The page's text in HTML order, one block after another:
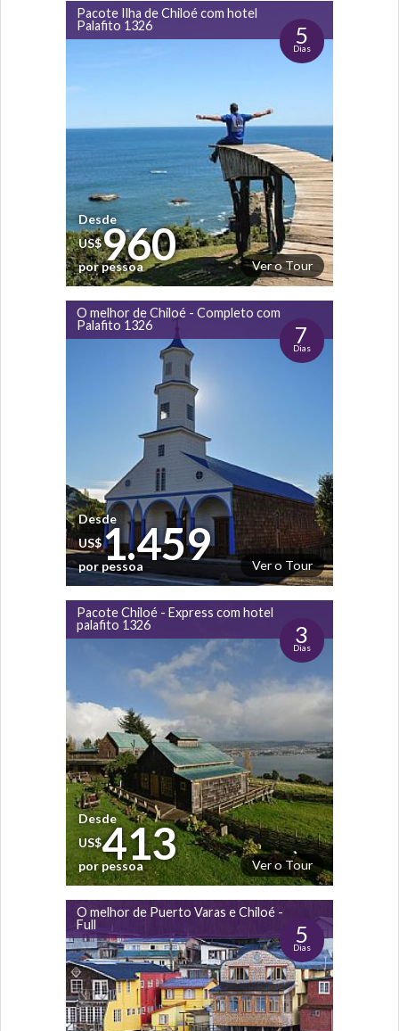
Pacote Ilha de Chiloé com hotel
Palafito 1326
5
Dias
Ver o Tour
Desde
US$960
por pessoa
O melhor de Chiloé - Completo com
Palafito 1326
7
Dias
Ver o Tour
Desde
US$1.459
por pessoa
Pacote Chiloé - Express com hotel
palafito 1326
3
Dias
Ver o Tour
Desde
US$413
por pessoa
O melhor de Puerto Varas e Chiloé -
Full
5
Dias